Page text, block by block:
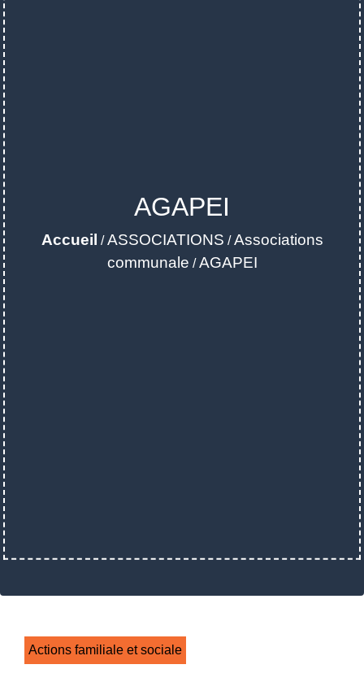
AGAPEI
Accueil /ASSOCIATIONS /Associations
communale /AGAPEI
Actions familiale et sociale